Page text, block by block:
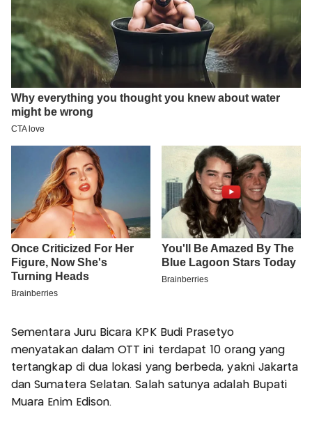
Sementara Juru Bicara KPK Budi Prasetyo
menyatakan dalam OTT ini terdapat 10 orang yang
tertangkap di dua lokasi yang berbeda, yakni Jakarta
dan Sumatera Selatan. Salah satunya adalah Bupati
Muara Enim Edison.